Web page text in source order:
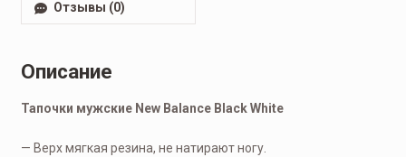
Отзывы (0)
Описание
Тапочки мужские New Balance Black White
— Верх мягкая резина, не натирают ногу.